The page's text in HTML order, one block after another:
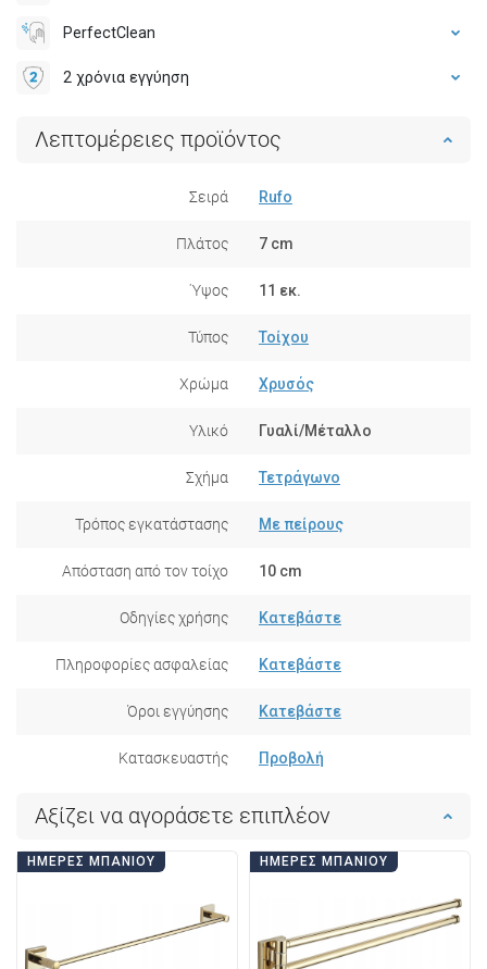
PerfectClean
2 χρόνια εγγύηση
Λεπτομέρειες προϊόντος
Σειρά Rufo
Πλάτος 7 cm
Ύψος 11 εκ.
Τύπος Τοίχου
Χρώμα Χρυσός
Υλικό Γυαλί/Μέταλλο
Σχήμα Τετράγωνο
Τρόπος εγκατάστασης Με πείρους
Απόσταση από τον τοίχο 10 cm
Οδηγίες χρήσης Κατεβάστε
Πληροφορίες ασφαλείας Κατεβάστε
Όροι εγγύησης Κατεβάστε
Κατασκευαστής Προβολή
Αξίζει να αγοράσετε επιπλέον
ΗΜΈΡΕΣ ΜΠΆΝΙΟΥ ΗΜΈΡΕΣ ΜΠΆΝΙΟΥ